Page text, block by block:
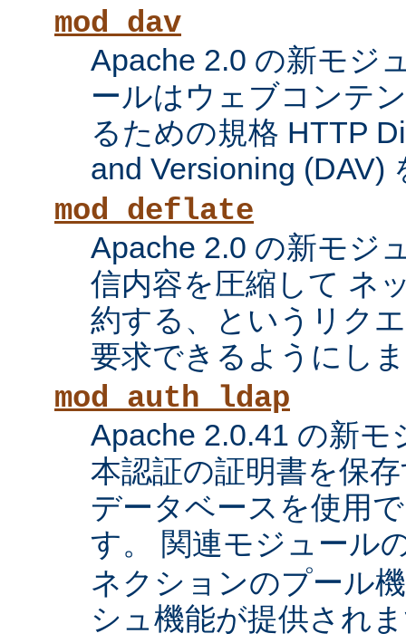
mod_dav
Apache 2.0 の新モジ
ールはウェブコンテ
るための規格 HTTP
and Versioning (DAV)
mod_deflate
Apache 2.0 の新モジ
信内容を圧縮して ネ
約する、というリク
要求できるようにし
mod_auth_ldap
Apache 2.0.41 の新モ
本認証の証明書を保
データベースを使用
す。 関連モジュール
ネクションのプール
シュ機能が提供され